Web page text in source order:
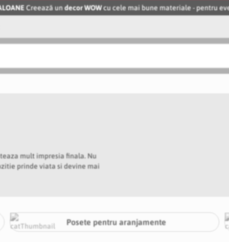
Creează undecor WOWcu cele mai bune materiale - pentru
mult impresia finala. Nu
prinde viata si devine mai
Posete pentru aranjamente